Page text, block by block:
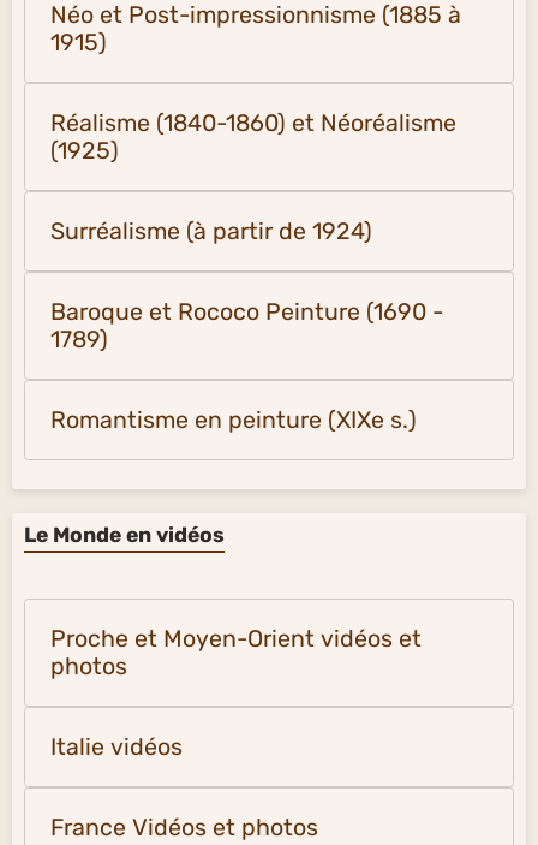
Néo et Post-impressionnisme (1885 à
1915)
Réalisme (1840-1860) et Néoréalisme
(1925)
Surréalisme (à partir de 1924)
Baroque et Rococo Peinture (1690 -
1789)
Romantisme en peinture (XIXe s.)
Le Monde en vidéos
Proche et Moyen-Orient vidéos et
photos
Italie vidéos
France Vidéos et photos